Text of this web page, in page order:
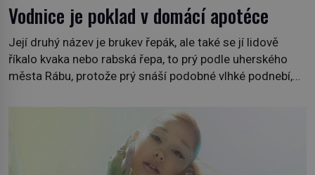
Vodnice je poklad v domácí apotéce
Její druhý název je brukev řepák, ale také se jí lidově
říkalo kvaka nebo rabská řepa, to prý podle uherského
města Rábu, protože prý snáší podobné vlhké podnebí,
někdy i v obchodech. Její bulvy jsou bílé, nahoře někdy